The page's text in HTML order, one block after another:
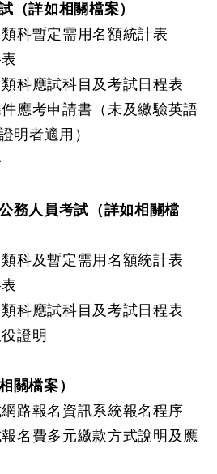
（詳如相關檔案）
科暫定需用名額統計表
科應試科目及考試日程表
應考申請書（未及繳驗英語
明者適用）
務人員考試（詳如相關檔
科及暫定需用名額統計表
科應試科目及考試日程表
證明
關檔案）
路報名資訊系統報名程序
名費多元繳款方式說明及應